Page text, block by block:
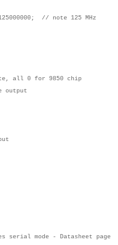
// note 125 MHz
all 0 for 9850 chip
output
serial mode - Datasheet page